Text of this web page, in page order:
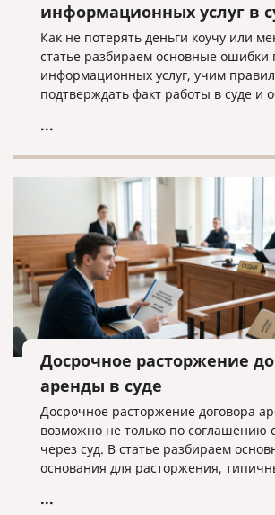
информационных услуг в
Как не потерять деньги коучу или
статье разбираем основные ошибки
информационных услуг, учим
подтверждать факт работы в суде и
прямой путь к взысканию
...
Досрочное расторжение
аренды в суде
Досрочное расторжение договора
возможно не только по соглашению
через суд. В статье разбираем
основания для расторжения,
нужно проверять заранее.
...